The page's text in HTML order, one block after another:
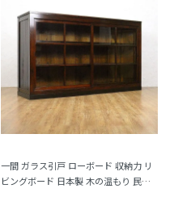
一間 ガラス引戸 ローボード 収納力 リ
ビングボード 日本製 木の温もり 民芸